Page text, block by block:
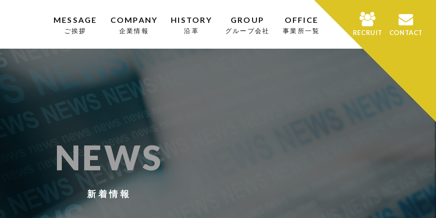
MESSAGE
ご挨拶
COMPANY
企業情報
HISTORY
沿革
GROUP
グループ会社
OFFICE
事業所一覧 RECRUIT CONTACT
NEWS
新着情報